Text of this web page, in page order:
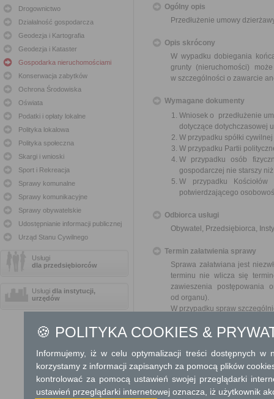
Drogownictwo
Działalność gospodarcza
Geodezja i Kartografia
Geodezja i Kataster
Gospodarka nieruchomościami
Konserwacja zabytków
Ochrona Środowiska
Oświata
Podatki i opłaty lokalne
Polityka lokalowa
Polityka społeczna
Skargi i wnioski
Sport i Rekreacja
Sprawy komunalne
Sprawy komunikacyjne
Sprawy obywatelskie
Udostępnianie informacji publicznej
Urząd Stanu Cywilnego
Usługi
dla przedsiębiorców
Usługi dla instytucji,
urzędów
Ogólny opis
Przedłużenie umowy
Opis skrócony
W wypadku dobiegania
grunty (nieruchomości)
w szczególności o zawarcie
Wymagane dokumenty
Wniosek o przedłużenie
dotyczące dotychczasowej
W przypadku spółki
W przypadku Partii
W przypadku osób
gospodarczej nie starszy
W przypadku
potwierdzającego
Odbiorca usługi
Obywatel, Przedsiębiorca,
Termin załatwienia sprawy
Sprawa załatwiana jest
terminu nie wlicza się
zawieszenia postępowania
od organu).
W przypadku spraw
Informacja
Dodatkowe
Opłata
Wniosek jest wolny od opłat.
🍪 POLITYKA COOKIES &
Informujemy, iż w celu optymalizacji treści dostępnych w
korzystamy z informacji zapisanych za pomocą plików
kontrolować za pomocą ustawień swojej przeglądarki
ustawień przeglądarki internetowej oznacza, iż użytkownik